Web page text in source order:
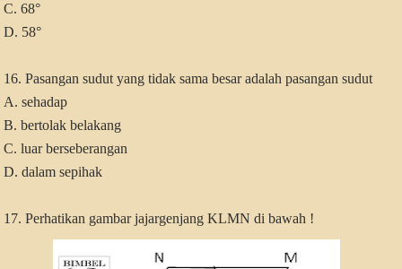
C. 68°
D. 58°
16. Pasangan sudut yang tidak sama besar adalah pasangan sudut
A. sehadap
B. bertolak belakang
C. luar berseberangan
D. dalam sepihak
17. Perhatikan gambar jajargenjang KLMN di bawah !